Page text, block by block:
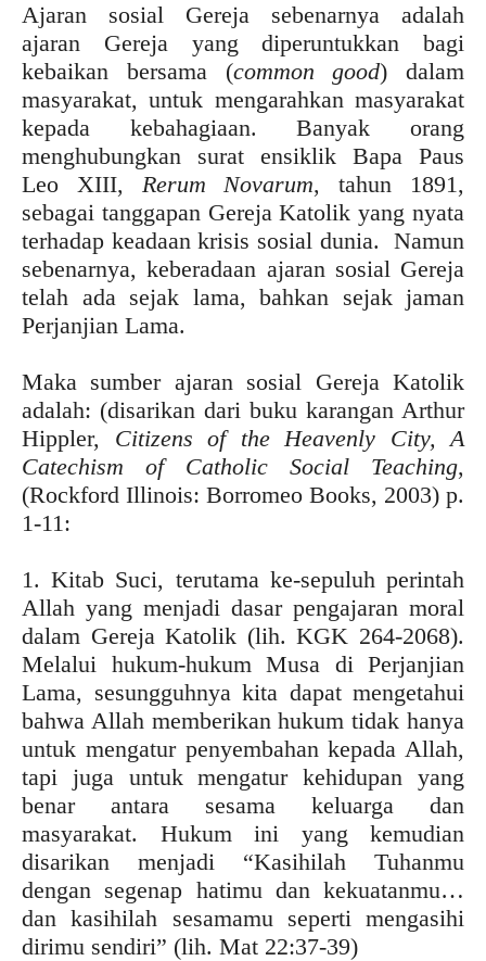
Ajaran sosial Gereja sebenarnya adalah
ajaran Gereja yang diperuntukkan bagi
kebaikan bersama (common good) dalam
masyarakat, untuk mengarahkan masyarakat
kepada kebahagiaan. Banyak orang
menghubungkan surat ensiklik Bapa Paus
Leo XIII, Rerum Novarum, tahun 1891,
sebagai tanggapan Gereja Katolik yang nyata
terhadap keadaan krisis sosial dunia. Namun
sebenarnya, keberadaan ajaran sosial Gereja
telah ada sejak lama, bahkan sejak jaman
Perjanjian Lama.
Maka sumber ajaran sosial Gereja Katolik
adalah: (disarikan dari buku karangan Arthur
Hippler, Citizens of the Heavenly City, A
Catechism of Catholic Social Teaching,
(Rockford Illinois: Borromeo Books, 2003) p.
1-11:
1. Kitab Suci, terutama ke-sepuluh perintah
Allah yang menjadi dasar pengajaran moral
dalam Gereja Katolik (lih. KGK 264-2068).
Melalui hukum-hukum Musa di Perjanjian
Lama, sesungguhnya kita dapat mengetahui
bahwa Allah memberikan hukum tidak hanya
untuk mengatur penyembahan kepada Allah,
tapi juga untuk mengatur kehidupan yang
benar antara sesama keluarga dan
masyarakat. Hukum ini yang kemudian
disarikan menjadi “Kasihilah Tuhanmu
dengan segenap hatimu dan kekuatanmu…
dan kasihilah sesamamu seperti mengasihi
dirimu sendiri” (lih. Mat 22:37-39)